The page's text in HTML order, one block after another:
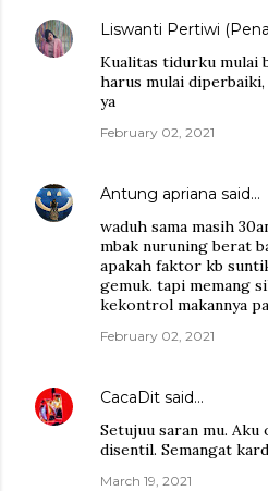
Liswanti Pertiwi
Kualitas tidurku mulai
harus mulai diperbaiki,
ya
February 02, 2021
Antung apriana said…
waduh sama masih
mbak nuruning berat
apakah faktor kb
gemuk. tapi memang
kekontrol makannya
February 02, 2021
CacaDit said…
Setujuu saran mu. Aku
disentil. Semangat
March 19, 2021